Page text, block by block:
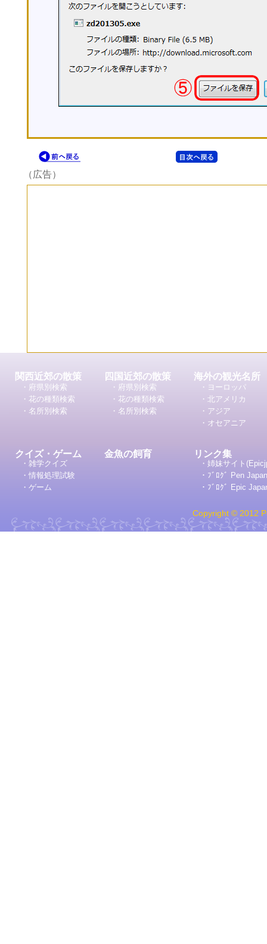
（広告）
関西近郊の散策 四国近郊の散策 海外の観光名所
・府県別検索 ・府県別検索
・ヨーロッパ
・花の種類検索
・花の種類検索
・北アメリカ
・名所別検索
・名所別検索
・アジア
・オセアニア
クイズ・ゲーム 金魚の飼育 リンク集
・雑学クイズ
・姉妹サイト
・情報処理試験
・ﾌﾞﾛｸﾞ Pen Japan
・ゲーム
・ﾌﾞﾛｸﾞ Epic
Copyright © 2012